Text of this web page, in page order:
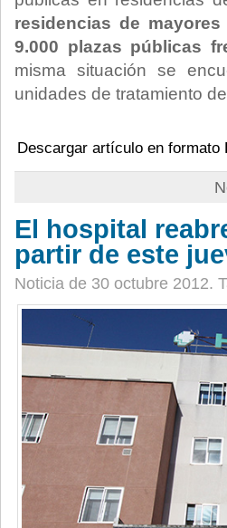
residencias de
9.000 plazas públicas
misma situación se
unidades de tratamiento
Descargar artículo en formato
El hospital
partir de este
Noticia de 30 octubre 2012.